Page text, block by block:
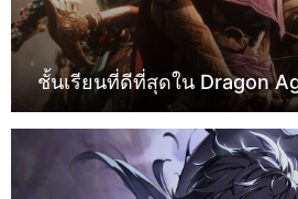
ชั้นเรียนที่ดีที่สุดใน Dragon